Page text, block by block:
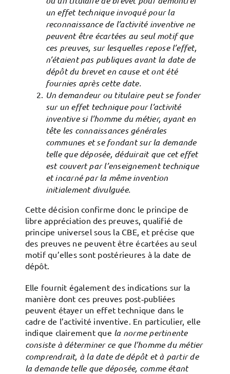
un effet technique invoqué pour la
reconnaissance de l’activité inventive ne
peuvent être écartées au seul motif que
ces preuves, sur lesquelles repose l’effet,
n’étaient pas publiques avant la date de
dépôt du brevet en cause et ont été
fournies après cette date.
Un demandeur ou titulaire peut se fonder
sur un effet technique pour l’activité
inventive si l’homme du métier, ayant en
tête les connaissances générales
communes et se fondant sur la demande
telle que déposée, déduirait que cet effet
est couvert par l’enseignement technique
et incarné par la même invention
initialement divulguée.
Cette décision confirme donc le principe de
libre appréciation des preuves, qualifié de
principe universel sous la CBE, et précise que
des preuves ne peuvent être écartées au seul
motif qu’elles sont postérieures à la date de
dépôt.
Elle fournit également des indications sur la
manière dont ces preuves post‑publiées
peuvent étayer un effet technique dans le
cadre de l’activité inventive. En particulier, elle
indique clairement que la norme pertinente
consiste à déterminer ce que l’homme du métier
comprendrait, à la date de dépôt et à partir de
la demande telle que déposée, comme étant